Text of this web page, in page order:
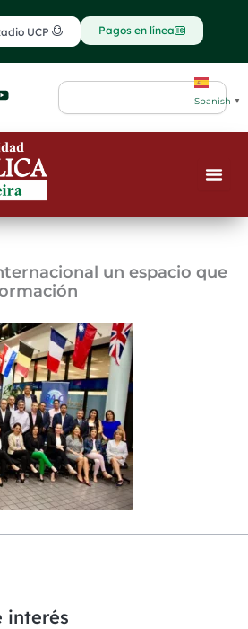
UCP Pagos en línea
Y
o
t
u
b
e
Search
Spanish ▼
un espacio que
interés